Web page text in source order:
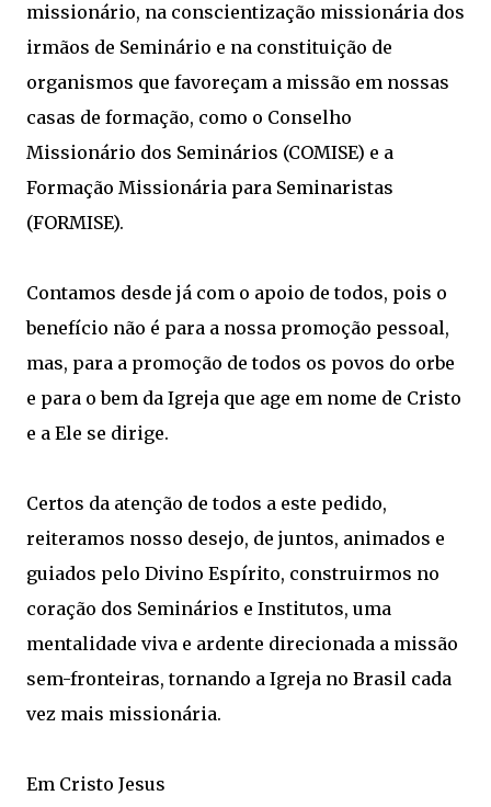
missionário, na conscientização missionária dos
irmãos de Seminário e na constituição de
organismos que favoreçam a missão em nossas
casas de formação, como o Conselho
Missionário dos Seminários (COMISE) e a
Formação Missionária para Seminaristas
(FORMISE).
Contamos desde já com o apoio de todos, pois o
benefício não é para a nossa promoção pessoal,
mas, para a promoção de todos os povos do orbe
e para o bem da Igreja que age em nome de Cristo
e a Ele se dirige.
Certos da atenção de todos a este pedido,
reiteramos nosso desejo, de juntos, animados e
guiados pelo Divino Espírito, construirmos no
coração dos Seminários e Institutos, uma
mentalidade viva e ardente direcionada a missão
sem-fronteiras, tornando a Igreja no Brasil cada
vez mais missionária.
Em Cristo Jesus